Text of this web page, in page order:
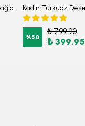
Kadın Kiremit Boyundan Bağlamalı Beli Kuşaklı Eteği Fırfırlı Elbise ARM-26Y001149
%50
₺ 799.90
₺ 399.95